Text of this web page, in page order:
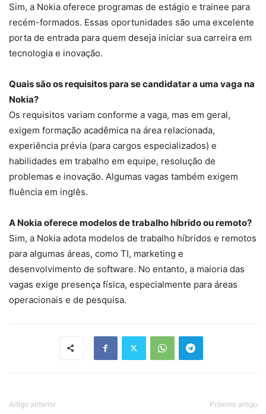
Sim, a Nokia oferece programas de estágio e trainee para
recém-formados. Essas oportunidades são uma excelente
porta de entrada para quem deseja iniciar sua carreira em
tecnologia e inovação.
Quais são os requisitos para se candidatar a uma vaga na
Nokia?
Os requisitos variam conforme a vaga, mas em geral,
exigem formação acadêmica na área relacionada,
experiência prévia (para cargos especializados) e
habilidades em trabalho em equipe, resolução de
problemas e inovação. Algumas vagas também exigem
fluência em inglês.
A Nokia oferece modelos de trabalho híbrido ou remoto?
Sim, a Nokia adota modelos de trabalho híbridos e remotos
para algumas áreas, como TI, marketing e
desenvolvimento de software. No entanto, a maioria das
vagas exige presença física, especialmente para áreas
operacionais e de pesquisa.
Artigo anterior Próximo artigo